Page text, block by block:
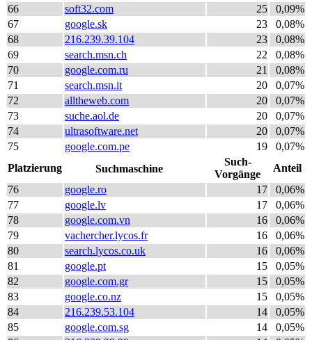
66
soft32.com 25
0,09%
67
google.sk 23
0,08%
68
216.239.39.104 23
0,08%
69
search.msn.ch 22
0,08%
70
google.com.ru 21
0,08%
71
search.msn.it 20
0,07%
72
alltheweb.com 20
0,07%
73
suche.aol.de 20
0,07%
74
ultrasoftware.net 20
0,07%
75
google.com.pe 19
0,07%
Platzierung
Suchmaschine
Such-
Vorgänge
Anteil
76
google.ro 17
0,06%
77
google.lv 17
0,06%
78
google.com.vn 16
0,06%
79
vachercher.lycos.fr 16
0,06%
80
search.lycos.co.uk 16
0,06%
81
google.pt 15
0,05%
82
google.com.gr 15
0,05%
83
google.co.nz 15
0,05%
84
216.239.53.104 14
0,05%
85
google.com.sg 14
0,05%